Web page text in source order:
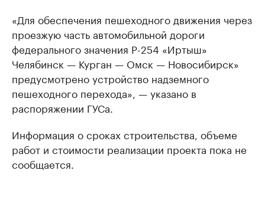
«Для обеспечения пешеходного движения через
проезжую часть автомобильной дороги
федерального значения Р-254 «Иртыш»
Челябинск — Курган — Омск — Новосибирск»
предусмотрено устройство надземного
пешеходного перехода», — указано в
распоряжении ГУСа.
Информация о сроках строительства, объеме
работ и стоимости реализации проекта пока не
сообщается.